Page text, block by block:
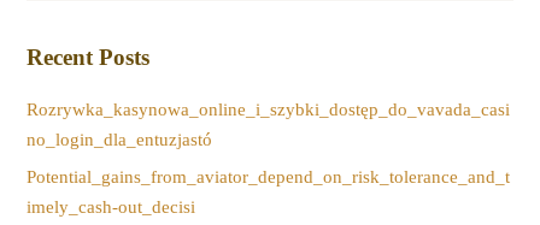
Recent Posts
Rozrywka_kasynowa_online_i_szybki_dostęp_do_vavada_casi
no_login_dla_entuzjastó
Potential_gains_from_aviator_depend_on_risk_tolerance_and_t
imely_cash-out_decisi